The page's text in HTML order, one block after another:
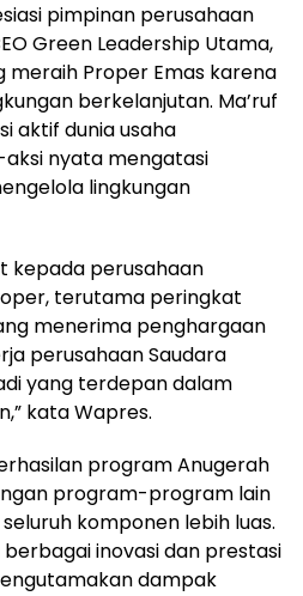
pimpinan perusahaan
Green Leadership Utama,
Proper Emas karena
berkelanjutan. Ma’ruf
aktif dunia usaha
nyata mengatasi
lingkungan
kepada perusahaan
terutama peringkat
menerima penghargaan
perusahaan Saudara
yang terdepan dalam
kata Wapres.
program Anugerah
program-program lain
komponen lebih luas.
inovasi dan prestasi
dampak